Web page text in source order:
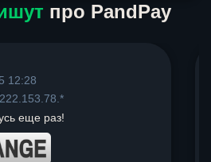
про PandPay
12:28
222.153.78.*
еще раз!